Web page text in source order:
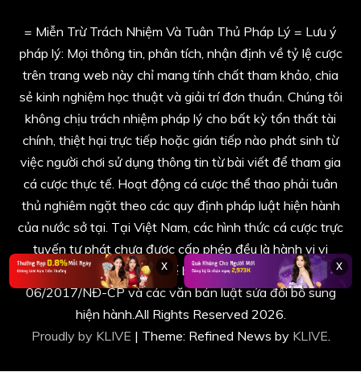
= Miễn Trừ Trách Nhiệm Và Tuân Thủ Pháp Lý = Lưu ý
pháp lý: Mọi thông tin, phân tích, nhận định về tỷ lệ cược
trên trang web này chỉ mang tính chất tham khảo, chia
sẻ kinh nghiệm học thuật và giải trí đơn thuần. Chúng tôi
không chịu trách nhiệm pháp lý cho bất kỳ tổn thất tài
chính, thiệt hại trực tiếp hoặc gián tiếp nào phát sinh từ
việc người chơi sử dụng thông tin từ bài viết để tham gia
cá cược thực tế. Hoạt động cá cược thể thao phải tuân
thủ nghiêm ngặt theo các quy định pháp luật hiện hành
của nước sở tại. Tại Việt Nam, các hình thức cá cược trực
tuyến tự phát chưa được cấp phép đều là hành vi vi
phạm pháp luật và có thể bị xử lý theo Nghị định số
06/2017/NĐ-CP và các văn bản luật sửa đổi bổ sung
hiện hành.All Rights Reserved 2026.
Proudly by KLIVE | Theme: Refined News by KLIVE
x x